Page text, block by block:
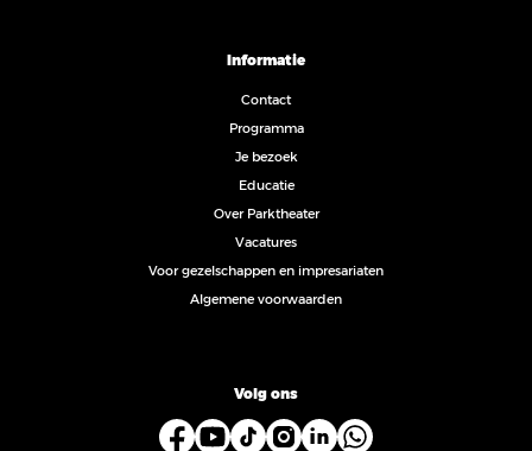
Informatie
Contact
Programma
Je bezoek
Educatie
Over Parktheater
Vacatures
Voor gezelschappen en impresariaten
Algemene voorwaarden
Volg ons